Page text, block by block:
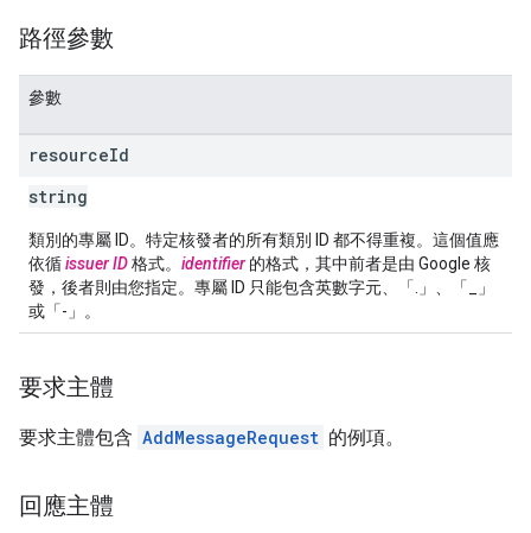
路徑參數
參數
resourceId
string
類別的專屬 ID。特定核發者的所有類別 ID 都不得重複。這個值應
依循issuer ID格式。 identifier 的格式，其中前者是由 Google 核
發，後者則由您指定。專屬 ID 只能包含英數字元、「.」、「_」
或「-」。
要求主體
要求主體包含 AddMessageRequest 的例項。
回應主體